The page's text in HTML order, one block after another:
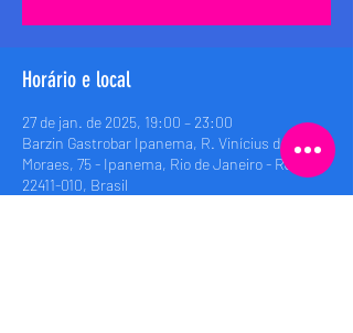
Horário e local
27 de jan. de 2025, 19:00 – 23:00
Barzin Gastrobar Ipanema, R. Vinícius de
Moraes, 75 - Ipanema, Rio de Janeiro - RJ,
22411-010, Brasil